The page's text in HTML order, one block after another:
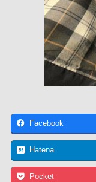
Facebook
Hatena
Pocket